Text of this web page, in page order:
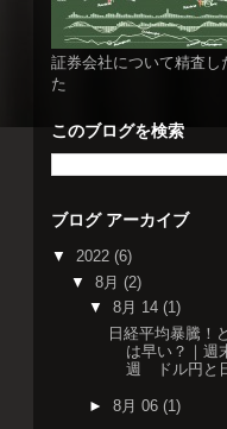
証券会社について精査し
た
このブログを検索
ブログ アーカイブ
▼ 2022 (6)
▼ 8月 (2)
▼8月 14(1)
日経平均暴騰！
は早い？｜
週 ドル円と
►8月 06(1)